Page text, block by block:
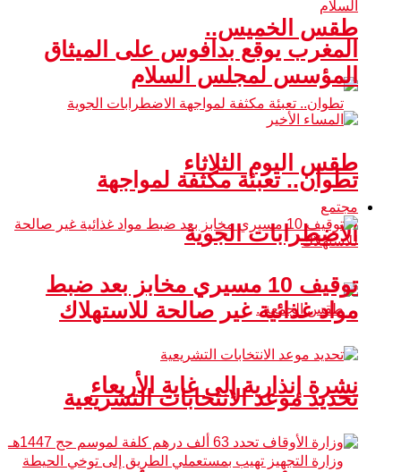
طقس الخميس..
تطوان.. تعبئة مكثفة لمواجهة
الاضطرابات الجوية
نشرة إنذارية إلى غاية الأربعاء
المغرب يوقع بدافوس على الميثاق
المؤسس لمجلس السلام
طقس اليوم الثلاثاء
مجتمع
توقيف 10 مسيري مخابز بعد ضبط
مواد غذائية غير صالحة للاستهلاك
تحديد موعد الانتخابات التشريعية